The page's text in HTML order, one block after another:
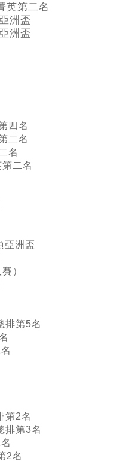
英第二名
洲盃
洲盃
四名
二名
名
二名
亞洲盃
）
排第5名
第2名
排第3名
2名